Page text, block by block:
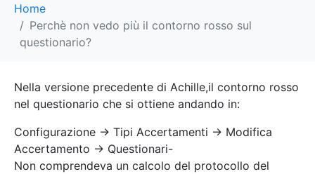
Home
Perchè non vedo più il contorno rosso sul
questionario?
Nella versione precedente di Achille,il contorno rosso
nel questionario che si ottiene andando in:
Configurazione -> Tipi Accertamenti -> Modifica
Accertamento -> Questionari-
Non comprendeva un calcolo del protocollo del